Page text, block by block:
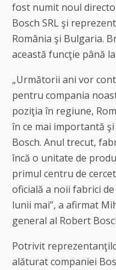
fost numit noul
Bosch SRL şi
România şi Bulgaria.
această funcţie până
„Următorii ani vor
pentru compania
poziţia în regiune,
în ce mai importantă
Bosch. Anul trecut,
încă o unitate de
primul centru de
oficială a noii fabrici
lunii mai”, a afirmat
general al Robert
Potrivit
alăturat companiei